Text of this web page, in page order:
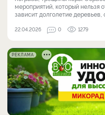
мероприятий, который нельзя
зависит долголетие деревьев,
22.04.2026 0 1279
РЕКЛАМА